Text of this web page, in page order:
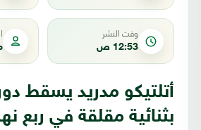
وقت النشر
12:53 ص
أتلتيكو مدريد يسقط
بثنائية مقلقة في ربع